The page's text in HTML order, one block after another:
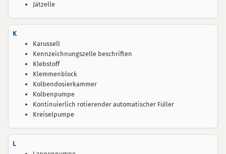
Jätzelle
K
Karussell
Kennzeichnungszelle beschriften
Klebstoff
Klemmenblock
Kolbendosierkammer
Kolbenpumpe
Kontinuierlich rotierender automatischer Füller
Kreiselpumpe
L